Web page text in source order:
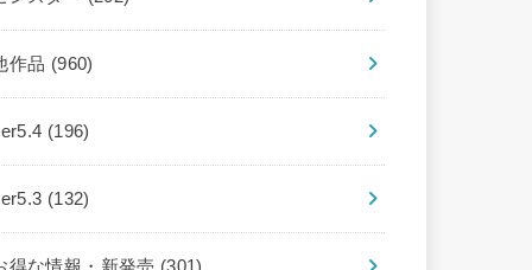
作品 (960)
(196)
(132)
得な情報・新発売 (301)